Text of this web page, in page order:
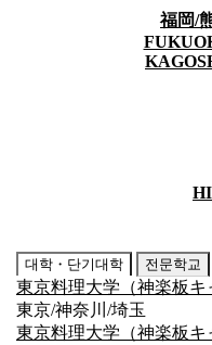
福岡/
대학・단기대학 전문학교
東京料理大学（神楽板キ
東京/神奈川/埼玉
東京料理大学（神楽板キ
Dormy Kokubunji
ドーミー国分寺
74,960엔～
GO